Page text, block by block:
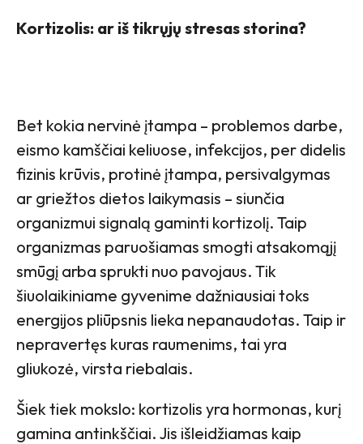
Kortizolis: ar iš tikrųjų stresas storina?
Bet kokia nervinė įtampa – problemos darbe,
eismo kamščiai keliuose, infekcijos, per didelis
fizinis krūvis, protinė įtampa, persivalgymas
ar griežtos dietos laikymasis – siunčia
organizmui signalą gaminti kortizolį. Taip
organizmas paruošiamas smogti atsakomąjį
smūgį arba sprukti nuo pavojaus. Tik
šiuolaikiniame gyvenime dažniausiai toks
energijos pliūpsnis lieka nepanaudotas. Taip ir
nepravertęs kuras raumenims, tai yra
gliukozė, virsta riebalais.
Šiek tiek mokslo: kortizolis yra hormonas, kurį
gamina antinkščiai. Jis išleidžiamas kaip